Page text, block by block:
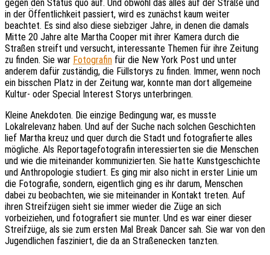
gegen den Status quo auf. Und obwohl das alles auf der Straße und
in der Öffentlichkeit passiert, wird es zunächst kaum weiter
beachtet. Es sind also diese siebziger Jahre, in denen die damals
Mitte 20 Jahre alte Martha Cooper mit ihrer Kamera durch die
Straßen streift und versucht, interessante Themen für ihre Zeitung
zu finden. Sie war Fotografin für die New York Post und unter
anderem dafür zuständig, die Füllstorys zu finden. Immer, wenn noch
ein bisschen Platz in der Zeitung war, konnte man dort allgemeine
Kultur- oder Special Interest Storys unterbringen.
Kleine Anekdoten. Die einzige Bedingung war, es musste
Lokalrelevanz haben. Und auf der Suche nach solchen Geschichten
lief Martha kreuz und quer durch die Stadt und fotografierte alles
mögliche. Als Reportagefotografin interessierten sie die Menschen
und wie die miteinander kommunizierten. Sie hatte Kunstgeschichte
und Anthropologie studiert. Es ging mir also nicht in erster Linie um
die Fotografie, sondern, eigentlich ging es ihr darum, Menschen
dabei zu beobachten, wie sie miteinander in Kontakt treten. Auf
ihren Streifzügen sieht sie immer wieder die Züge an sich
vorbeiziehen, und fotografiert sie munter. Und es war einer dieser
Streifzüge, als sie zum ersten Mal Break Dancer sah. Sie war von den
Jugendlichen fasziniert, die da an Straßenecken tanzten.